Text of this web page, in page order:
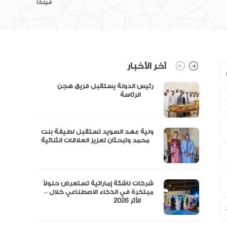
فيلكا
آخر الأخبار
رئيس الدولة يستقبل فريق هجن
ولية عهد السويد تستقبل لطيفة بنت
شركات ناشئة إماراتية تستعرض حلولاً
مبتكرة في الذكاء الاصطناعي خلال –